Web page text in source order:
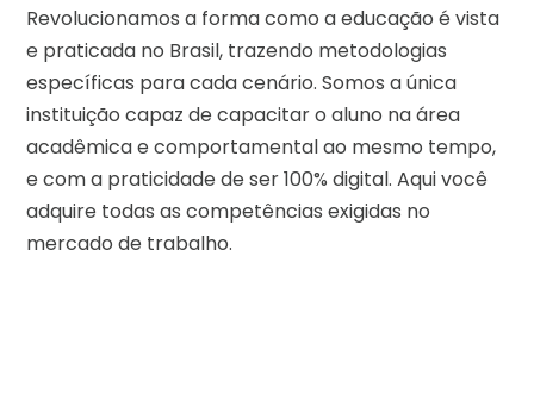
Revolucionamos a forma como a educação é vista
e praticada no Brasil, trazendo metodologias
específicas para cada cenário. Somos a única
instituição capaz de capacitar o aluno na área
acadêmica e comportamental ao mesmo tempo,
e com a praticidade de ser 100% digital. Aqui você
adquire todas as competências exigidas no
mercado de trabalho.